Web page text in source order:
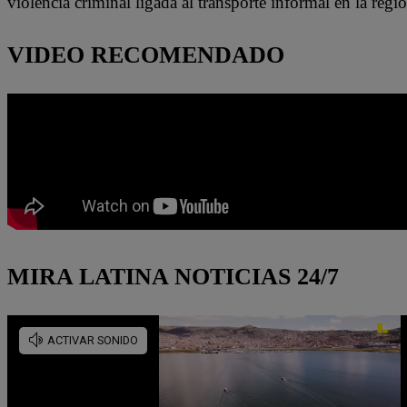
VIDEO RECOMENDADO
MIRA LATINA NOTICIAS 24/7